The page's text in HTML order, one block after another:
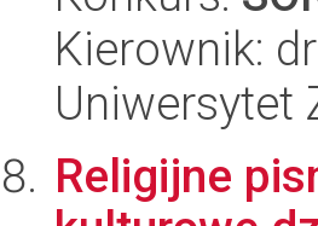
Kierownik:
Uniwersytet
Religijne